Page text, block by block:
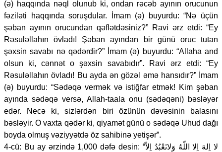
(ə) haqqında nəql olunub ki, ondan rəcəb ayının orucunun
fəziləti haqqında soruşdular. İmam (ə) buyurdu: “Nə üçün
şəban ayının orucundan qəflətdəsiniz?” Ravi ərz etdi: “Ey
Rəsuləllahın övladı! Şəban ayından bir günü oruc tutan
şəxsin savabı nə qədərdir?” İmam (ə) buyurdu: “Allaha and
olsun ki, cənnət o şəxsin savabıdır”. Ravi ərz etdi: “Ey
Rəsuləllahın övladı! Bu ayda ən gözəl əmə hansıdır?” İmam
(ə) buyurdu: “Sədəqə vermək və istiğfar etmək! Kim şəban
ayında sədəqə versə, Allah-taala onu (sədəqəni) bəsləyər
edər. Necə ki, sizlərdən biri özünün dəvəsinin balasını
bəsləyir. O vaxta qədər ki, qiyamət günü o sədəqə Uhud dağı
boyda olmuş vəziyyətdə öz sahibinə yetişər”.
4-cü: Bu ay ərzində 1,000 dəfə desin: “لا اِلهَ اِلا اللّهُ وَلانَعْبُدُ اِلاّ